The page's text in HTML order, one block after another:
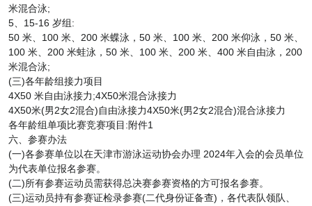
米混合泳;
5、15-16 岁组:
50 米、100 米、200 米蝶泳，50 米、100 米、200 米仰泳，50 米、
100 米、200 米蛙泳，50 米、100 米、200 米、400 米自由泳，200
米混合泳;
(三)各年龄组接力项目
4X50 米自由泳接力;4X50米混合泳接力
4X50米(男2女2混合)自由泳接力4X50米(男2女2混合)混合泳接力
各年龄组单项比赛竞赛项目:附件1
六、参赛办法
(一)各参赛单位以在天津市游泳运动协会办理 2024年入会的会员单位
为代表单位报名参赛。
(二)所有参赛运动员需获得总决赛参赛资格的方可报名参赛。
(三)运动员持有参赛证检录参赛(二代身份证备查)，各代表队领队、